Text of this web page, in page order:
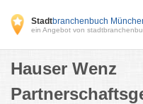
Stadtbranchenbuch
ein Angebot von
Hauser Wenz